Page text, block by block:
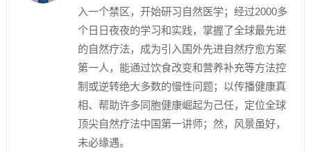
入一个禁区，开始研习自然医学；经过2000多
个日日夜夜的学习和实践，掌握了全球最先进
的自然疗法，成为引入国外先进自然疗愈方案
第一人，能通过饮食改变和营养补充等方法控
制或逆转绝大多数的慢性问题；以传播健康真
相、帮助许多同胞健康崛起为己任，定位全球
顶尖自然疗法中国第一讲师；然，风景虽好，
未必缘遇。